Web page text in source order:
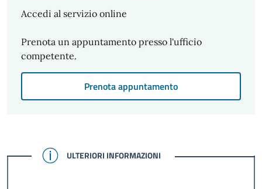
Accedi al servizio online
Prenota un appuntamento presso l'ufficio
competente.
Prenota appuntamento
CONFERMATO
ULTERIORI INFORMAZIONI